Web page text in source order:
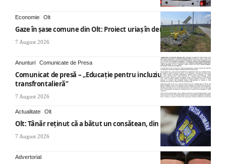
Economie Olt
Gaze în șase comune din Olt: Proiect uriaș în derulare
7 August 2026
Anunturi Comunicate de Presa
Comunicat de presă – „Educație pentru incluziune – O abordare
transfrontalieră”
7 August 2026
Actualitate Olt
Olt: Tânăr reţinut că a bătut un consătean, din cauza muzicii
7 August 2026
Advertorial